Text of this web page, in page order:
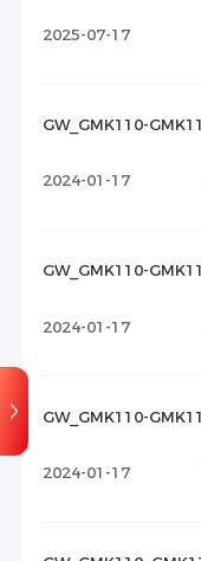
Document de
2025-07-17
GW_GMK110-
2024-01-17
GW_GMK110-
2024-01-17
GW_GMK110-
2024-01-17